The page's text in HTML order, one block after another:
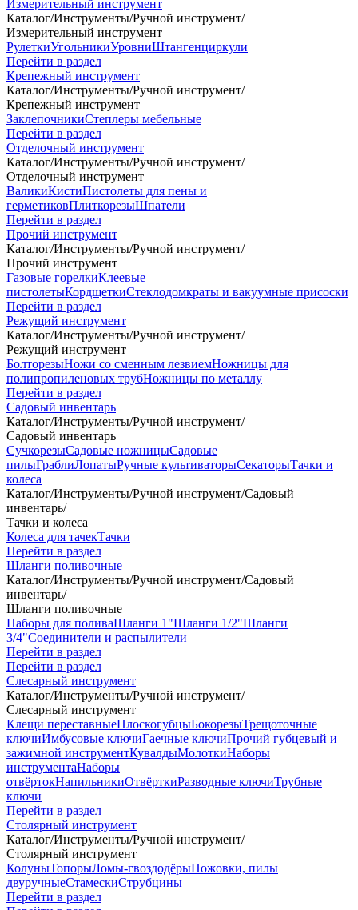
Измерительный инструмент
Каталог/Инструменты/Ручной инструмент/
Измерительный инструмент
РулеткиУгольникиУровниШтангенциркули
Перейти в раздел
Крепежный инструмент
Каталог/Инструменты/Ручной инструмент/
Крепежный инструмент
ЗаклепочникиСтеплеры мебельные
Перейти в раздел
Отделочный инструмент
Каталог/Инструменты/Ручной инструмент/
Отделочный инструмент
ВаликиКистиПистолеты для пены и
герметиковПлиткорезыШпатели
Перейти в раздел
Прочий инструмент
Каталог/Инструменты/Ручной инструмент/
Прочий инструмент
Газовые горелкиКлеевые
пистолетыКордщеткиСтеклодомкраты и вакуумные присоски
Перейти в раздел
Режущий инструмент
Каталог/Инструменты/Ручной инструмент/
Режущий инструмент
БолторезыНожи со сменным лезвиемНожницы для
полипропиленовых трубНожницы по металлу
Перейти в раздел
Садовый инвентарь
Каталог/Инструменты/Ручной инструмент/
Садовый инвентарь
СучкорезыСадовые ножницыСадовые
пилыГраблиЛопатыРучные культиваторыСекаторыТачки и
колеса
Каталог/Инструменты/Ручной инструмент/Садовый
инвентарь/
Тачки и колеса
Колеса для тачекТачки
Перейти в раздел
Шланги поливочные
Каталог/Инструменты/Ручной инструмент/Садовый
инвентарь/
Шланги поливочные
Наборы для поливаШланги 1"Шланги 1/2"Шланги
3/4"Соединители и распылители
Перейти в раздел
Перейти в раздел
Слесарный инструмент
Каталог/Инструменты/Ручной инструмент/
Слесарный инструмент
Клещи переставныеПлоскогубцыБокорезыТрещоточные
ключиИмбусовые ключиГаечные ключиПрочий губцевый и
зажимной инструментКувалдыМолоткиНаборы
инструментаНаборы
отвёртокНапильникиОтвёрткиРазводные ключиТрубные
ключи
Перейти в раздел
Столярный инструмент
Каталог/Инструменты/Ручной инструмент/
Столярный инструмент
КолуныТопорыЛомы-гвоздодёрыНожовки, пилы
двуручныеСтамескиСтрубцины
Перейти в раздел